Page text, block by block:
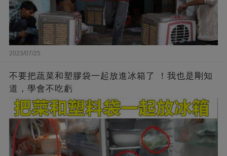
2023/07/25
不要把蔬菜和塑膠袋一起放進冰箱了 ！我也是剛知
道，學會不吃虧